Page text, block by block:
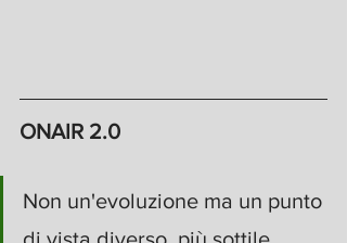
ONAIR 2.0
Non un'evoluzione ma un punto
di vista diverso, più sottile.